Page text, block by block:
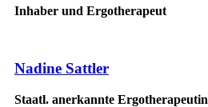
Inhaber und Ergotherapeut
Nadine Sattler
Staatl. anerkannte Ergotherapeutin